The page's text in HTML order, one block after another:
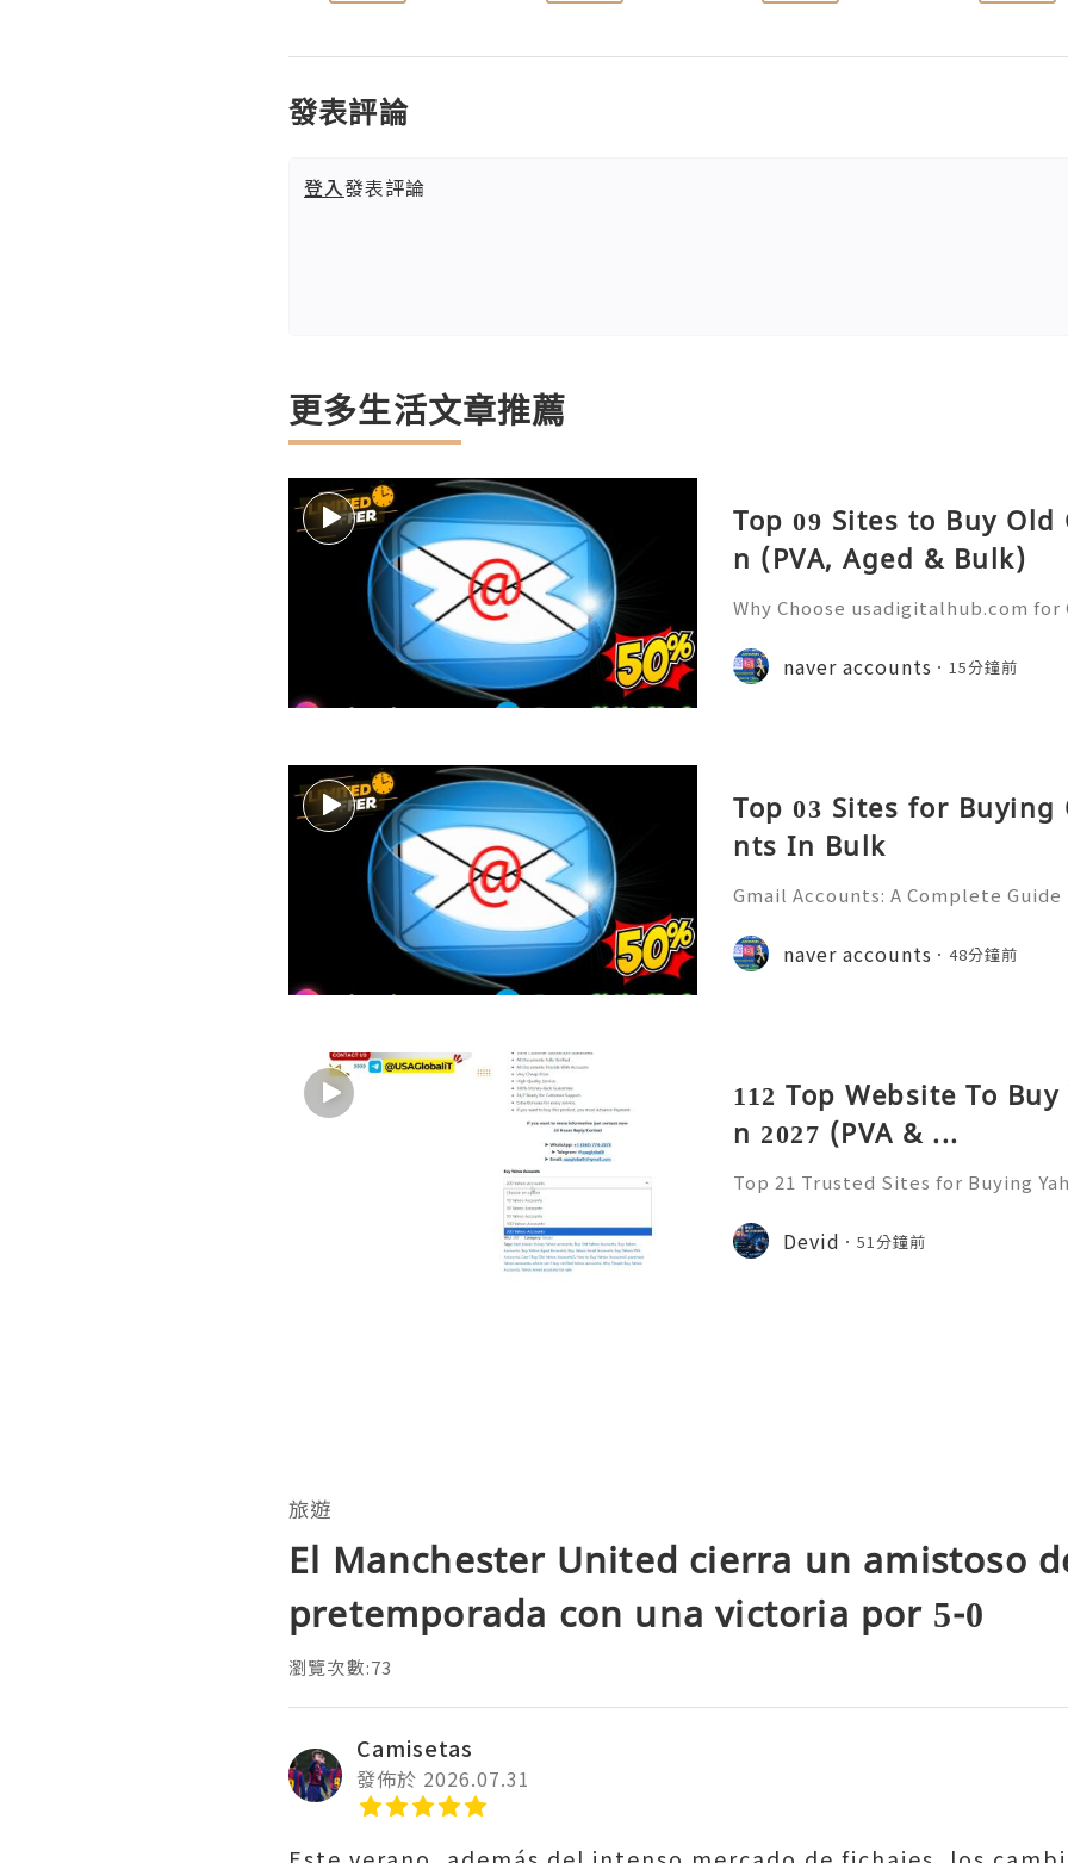
發表評論
登入發表評論
更多生活文章推薦
Top 09 Sites to Buy
n (PVA, Aged & Bulk)
Why Choose usadigitalhub.com for
hatsApp :+1 (506) 541-7768
talhub 💫💎💲💫🌐✨💎Discord:
naver accounts 15分鐘前
Top 03 Sites for
nts In Bulk
Gmail Accounts: A Complete
💎Fast & Reliable 24/7 Customer
sApp :+1 (506) 541-7768
naver accounts 48分鐘前
112 Top Website To
n 2027 (PVA & ...
Top 21 Trusted Sites for Buying
➤ Email: usaglobalit@gmail.com
Devid 51分鐘前
旅遊
El Manchester United cierra un amistoso
pretemporada con una victoria por 5-0
瀏覽次數:73
Camisetas
發佈於 2026.07.31